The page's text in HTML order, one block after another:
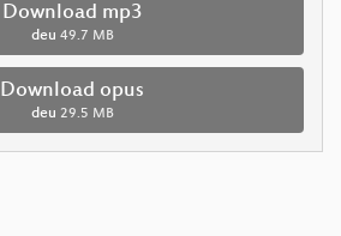
Download mp3
deu 49.7 MB
Download opus
deu 29.5 MB